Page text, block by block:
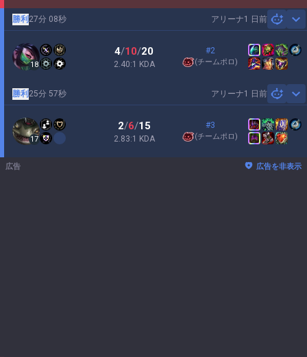
アリーナ1 日前
勝利 27分 08秒
18
4/10/20
2.40:1 KDA
#2
(チームポロ)
アリーナ1 日前
勝利 25分 57秒
17
2/6/15
2.83:1 KDA
#3
(チームポロ)
広告 広告を非表示